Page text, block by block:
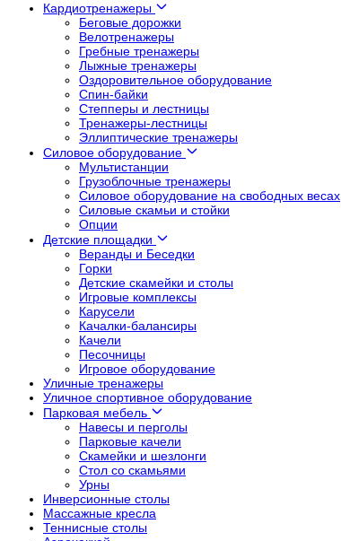
Кардиотренажеры
Беговые дорожки
Велотренажеры
Гребные тренажеры
Лыжные тренажеры
Оздоровительное оборудование
Спин-байки
Степперы и лестницы
Тренажеры-лестницы
Эллиптические тренажеры
Силовое оборудование
Мультистанции
Грузоблочные тренажеры
Силовое оборудование на свободных весах
Силовые скамьи и стойки
Опции
Детские площадки
Веранды и Беседки
Горки
Детские скамейки и столы
Игровые комплексы
Карусели
Качалки-балансиры
Качели
Песочницы
Игровое оборудование
Уличные тренажеры
Уличное спортивное оборудование
Парковая мебель
Навесы и перголы
Парковые качели
Скамейки и шезлонги
Стол со скамьями
Урны
Инверсионные столы
Массажные кресла
Теннисные столы